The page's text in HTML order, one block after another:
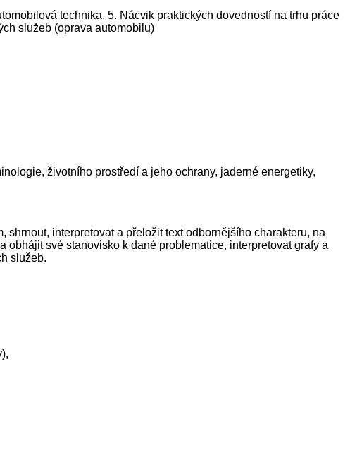
technika, 5. Nácvik praktických dovedností na trhu práce
služeb (oprava automobilu)
životního prostředí a jeho ochrany, jaderné energetiky,
interpretovat a přeložit text odbornějšího charakteru, na
své stanovisko k dané problematice, interpretovat grafy a
služeb.